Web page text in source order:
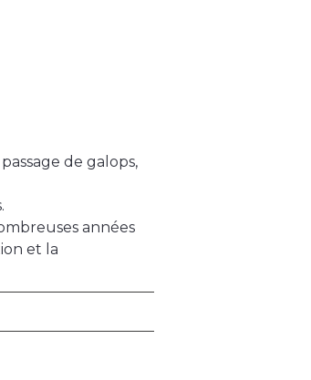
de galops,
années
et la